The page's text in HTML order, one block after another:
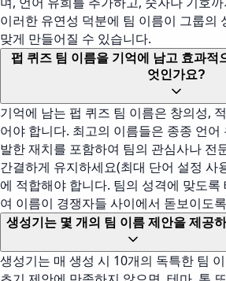
이러한 유연성 덕분에 팀 이름이 그룹의
맞게 만들어질 수 있습니다.
펍 퀴즈 팀 이름을 기억에 남고 효과적
엇인가요?
기억에 남는 펍 퀴즈 팀 이름은 창의성,
어야 합니다. 최고의 이름들은 종종 언어
발한 재치를 포함하여 팀의 관심사나 전
간결하게 유지하세요(최대 단어 설정 사
에 적합해야 합니다. 팀의 성격에 맞도
여 이름이 경쟁자들 사이에서 돋보이도
생성기는 몇 개의 팀 이름 제안을 제공
생성기는 매 생성 시 10개의 독특한 팀